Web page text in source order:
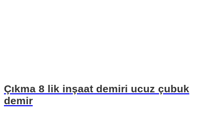
Çıkma 8 lik inşaat demiri ucuz çubuk
demir